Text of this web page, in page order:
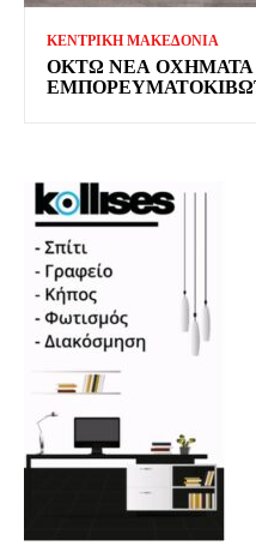
ΚΕΝΤΡΙΚΗ ΜΑΚΕΔΟΝΙΑ
ΟΚΤΏ ΝΈΑ